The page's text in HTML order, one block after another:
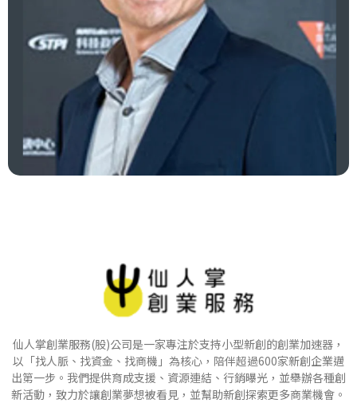
仙人掌創業服務(股)公司是一家專注於支持小型新創的創業加速器，
以「找人脈、找資金、找商機」為核心，陪伴超過600家新創企業邁
出第一步。我們提供育成支援、資源連結、行銷曝光，並舉辦各種創
新活動，致力於讓創業夢想被看見，並幫助新創探索更多商業機會。